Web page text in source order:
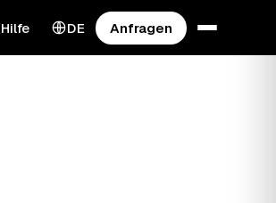
Hilfe DE Anfragen